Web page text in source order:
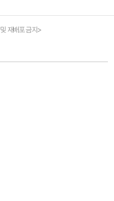
재배포 금지>